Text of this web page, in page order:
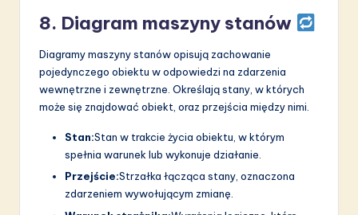
8. Diagram maszyny stanów
Diagramy maszyny stanów opisują zachowanie
pojedynczego obiektu w odpowiedzi na zdarzenia
wewnętrzne i zewnętrzne. Określają stany, w których
może się znajdować obiekt, oraz przejścia między nimi.
Stan:Stan w trakcie życia obiektu, w którym
spełnia warunek lub wykonuje działanie.
Przejście:Strzałka łącząca stany, oznaczona
zdarzeniem wywołującym zmianę.